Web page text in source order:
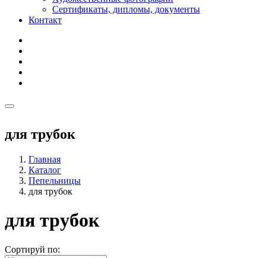
Сертификаты, дипломы, документы
Контакт
для трубок
Главная
Каталог
Пепельницы
для трубок
для трубок
Сортируй по: